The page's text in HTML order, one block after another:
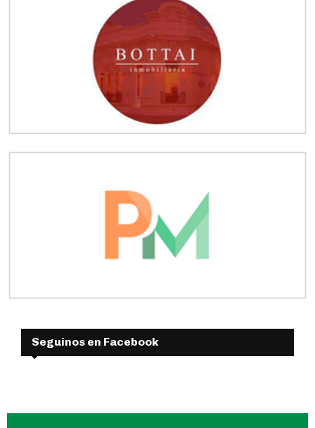
Seguinos en Facebook